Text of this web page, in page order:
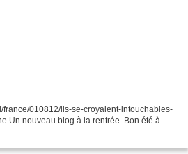
france/010812/ils-se-croyaient-intouchables-
Un nouveau blog à la rentrée. Bon été à